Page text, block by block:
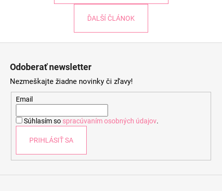
ĎALŠÍ ČLÁNOK
Odoberať newsletter
Nezmeškajte žiadne novinky či zľavy!
Email
Súhlasím so spracúvaním osobných údajov.
PRIHLÁSIŤ SA